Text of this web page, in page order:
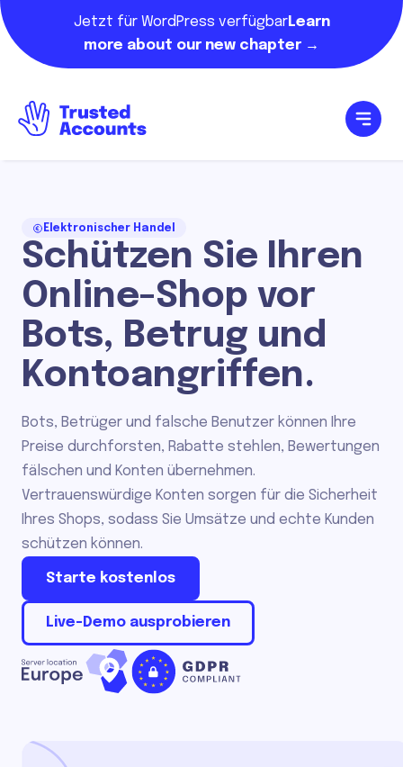
Jetzt für WordPress verfügbarLearn
more about our new chapter →
Elektronischer Handel
Schützen Sie Ihren
Online-Shop vor
Bots, Betrug und
Kontoangriffen.
Bots, Betrüger und falsche Benutzer können Ihre
Preise durchforsten, Rabatte stehlen, Bewertungen
fälschen und Konten übernehmen.
Vertrauenswürdige Konten sorgen für die Sicherheit
Ihres Shops, sodass Sie Umsätze und echte Kunden
schützen können.
Starte kostenlos
Live-Demo ausprobieren